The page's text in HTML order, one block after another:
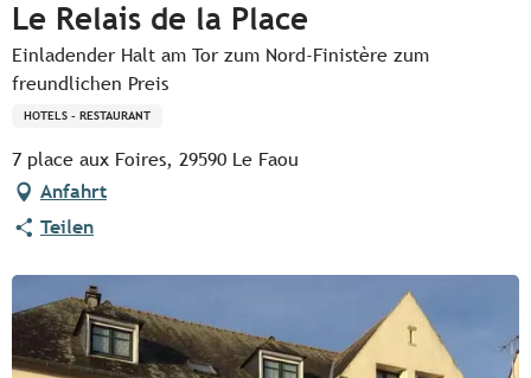
Le Relais de la Place
Einladender Halt am Tor zum Nord-Finistère zum
freundlichen Preis
HOTELS - RESTAURANT
7 place aux Foires, 29590 Le Faou
Anfahrt
Teilen